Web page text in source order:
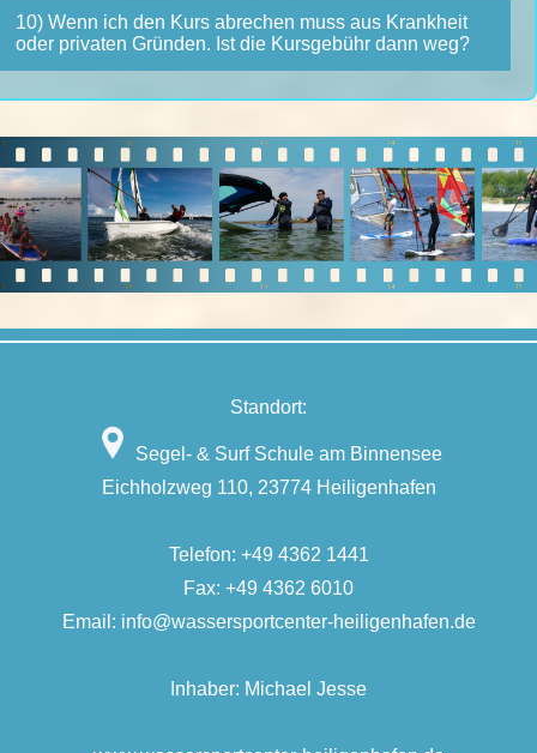
10) Wenn ich den Kurs abrechen muss aus Krankheit
oder privaten Gründen. Ist die Kursgebühr dann weg?
Standort:
Segel- & Surf Schule am Binnensee
Eichholzweg 110, 23774 Heiligenhafen
Telefon: +49 4362 1441
Fax: +49 4362 6010
Email: info@wassersportcenter-heiligenhafen.de
Inhaber: Michael Jesse